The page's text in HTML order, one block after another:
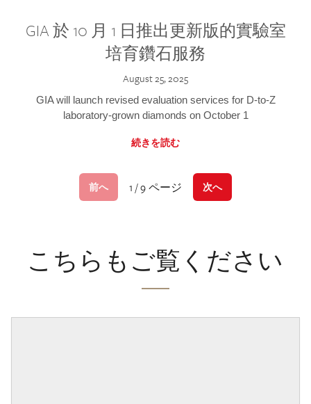
GIA 於 10 月 1 日推出更新版的實驗室
培育鑽石服務
August 25, 2025
GIA will launch revised evaluation services for D-to-Z
laboratory-grown diamonds on October 1
続きを読む
前へ 1 / 9 ページ 次へ
こちらもご覧ください